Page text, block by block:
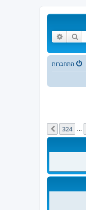
חיפוש
התחברות
324 הבא